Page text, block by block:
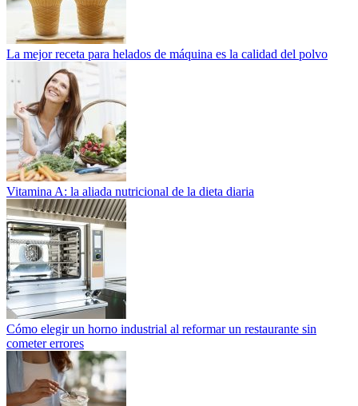
La mejor receta para helados de máquina es la calidad del polvo
Vitamina A: la aliada nutricional de la dieta diaria
Cómo elegir un horno industrial al reformar un restaurante sin
cometer errores